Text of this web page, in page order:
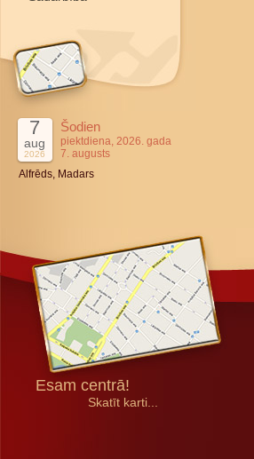
7
aug
2026
Šodien
piektdiena, 2026. gada
7. augusts
Alfrēds, Madars
Esam centrā!
Skatīt karti...